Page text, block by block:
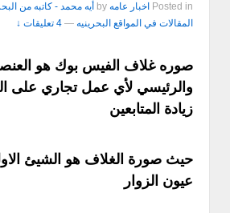
Posted in اخبار عامه by أيه محمد - كاتبه من
المقالات في المواقع البحرينيه — 4 تعليقات ↓
صوره غلاف الفيس بوك هو
والرئيسي لأي عمل تجاري على
زيادة المتابعين
حيث صورة الغلاف هو الشيئ
عيون الزوار